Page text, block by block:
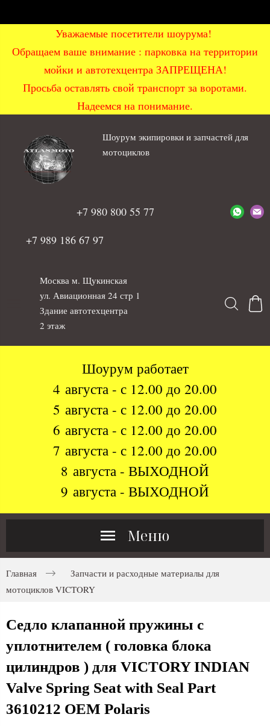
Уважаемые посетители шоурума!
Обращаем ваше внимание : парковка на территории
мойки и автотехцентра ЗАПРЕЩЕНА!
Просьба оставлять свой транспорт за воротами.
Надеемся на понимание.
Шоурум экипировки и запчастей для
мотоциклов
+7 980 800 55 77
+7 989 186 67 97
Москва м. Щукинская
ул. Авиационная 24 стр 1
Здание автотехцентра
2 этаж
Шоурум работает
4 августа - с 12.00 до 20.00
5 августа - с 12.00 до 20.00
6 августа - с 12.00 до 20.00
7 августа - с 12.00 до 20.00
8 августа - ВЫХОДНОЙ
9 августа - ВЫХОДНОЙ
Меню
Главная
Запчасти и расходные материалы для
мотоциклов VICTORY
Седло клапанной пружины с
уплотнителем ( головка блока
цилиндров ) для VICTORY INDIAN
Valve Spring Seat with Seal Part
3610212 OEM Polaris